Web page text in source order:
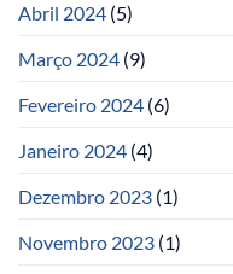
Abril 2024 (5)
Março 2024 (9)
Fevereiro 2024 (6)
Janeiro 2024 (4)
Dezembro 2023 (1)
Novembro 2023 (1)